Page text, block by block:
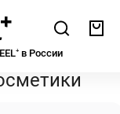
Поиск
в Росcии